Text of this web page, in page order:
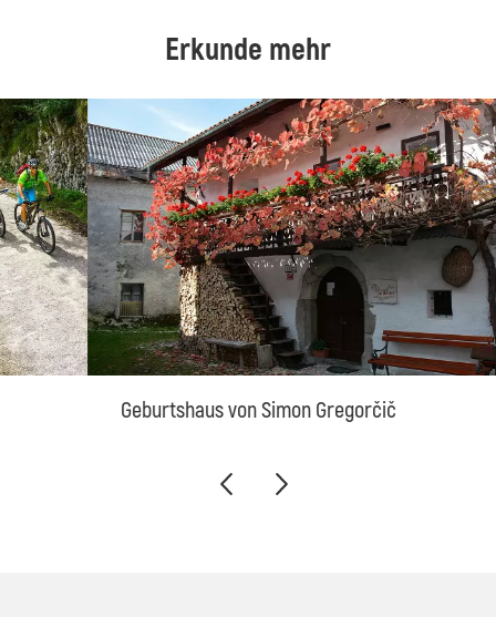
Erkunde mehr
Geburtshaus von Simon Gregorčič